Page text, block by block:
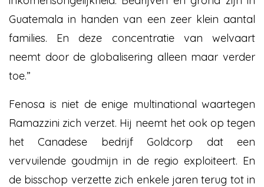
Guatemala in handen van een zeer klein aantal
families. En deze concentratie van welvaart
neemt door de globalisering alleen maar verder
toe.”
Fenosa is niet de enige multinational waartegen
Ramazzini zich verzet. Hij neemt het ook op tegen
het Canadese bedrijf Goldcorp dat een
vervuilende goudmijn in de regio exploiteert. En
de bisschop verzette zich enkele jaren terug tot in